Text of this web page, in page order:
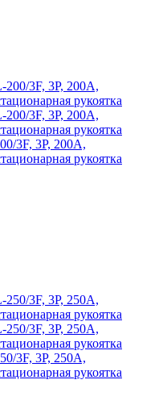
3F, 3P, 200А,
рукоятка
3F, 3P, 250А,
рукоятка